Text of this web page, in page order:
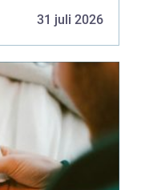
31 juli 2026